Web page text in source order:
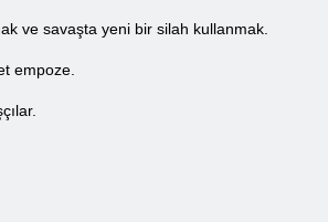
ve savaşta yeni bir silah kullanmak.
empoze.